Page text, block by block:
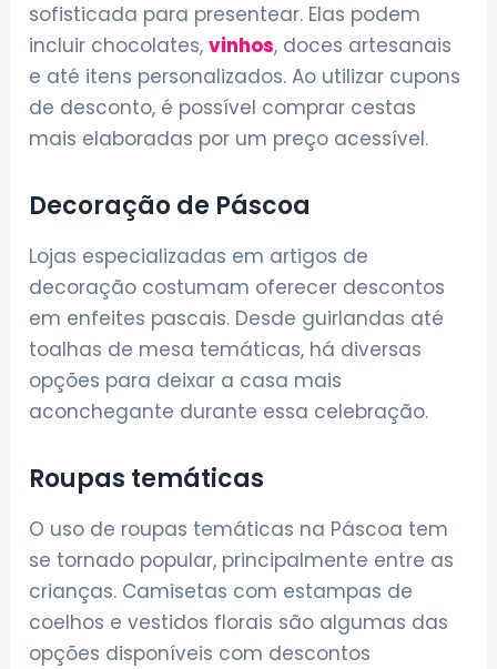
sofisticada para presentear. Elas podem
incluir chocolates,vinhos, doces artesanais
e até itens personalizados. Ao utilizar cupons
de desconto, é possível comprar cestas
mais elaboradas por um preço acessível.
Decoração de Páscoa
Lojas especializadas em artigos de
decoração costumam oferecer descontos
em enfeites pascais. Desde guirlandas até
toalhas de mesa temáticas, há diversas
opções para deixar a casa mais
aconchegante durante essa celebração.
Roupas temáticas
O uso de roupas temáticas na Páscoa tem
se tornado popular, principalmente entre as
crianças. Camisetas com estampas de
coelhos e vestidos florais são algumas das
opções disponíveis com descontos